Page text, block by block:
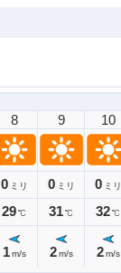
8
0 ミリ
29℃
1 m/s
9
0 ミリ
31℃
2 m/s
10
0 ミリ
32℃
2 m/s